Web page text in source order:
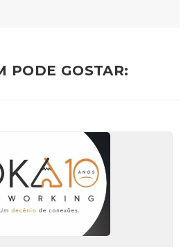
PODE GOSTAR: